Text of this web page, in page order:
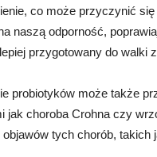
co może przyczynić się
naszą odporność,
przygotowany do walki
probiotyków może także
jak choroba Crohna czy
objawów tych chorób,